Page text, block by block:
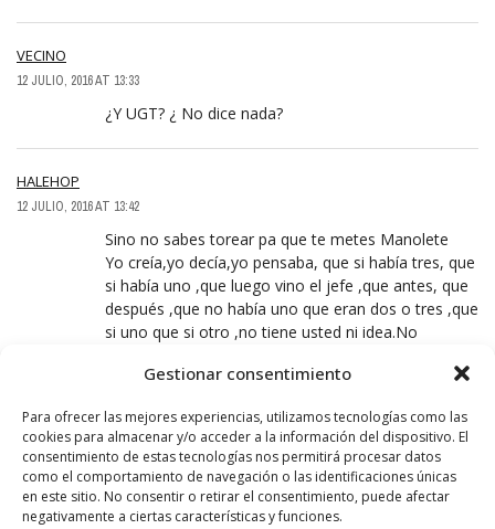
Gestionar consentimiento
Para ofrecer las mejores experiencias, utilizamos tecnologías como las
cookies para almacenar y/o acceder a la información del dispositivo. El
consentimiento de estas tecnologías nos permitirá procesar datos
como el comportamiento de navegación o las identificaciones únicas
en este sitio. No consentir o retirar el consentimiento, puede afectar
negativamente a ciertas características y funciones.
VECINO
12 JULIO, 2016 AT 13:33
¿Y UGT? ¿ No dice nada?
HALEHOP
12 JULIO, 2016 AT 13:42
Sino no sabes torear pa que te metes Manolete
Yo creía,yo decía,yo pensaba, que si había tres, que
si había uno ,que luego vino el jefe ,que antes, que
después ,que no había uno que eran dos o tres ,que
si uno que si otro ,no tiene usted ni idea.No
usted tranquila como el dia 26 a pata ancha.Si
juego.
SHOW GARANTIZADO
12 JULIO, 2016 AT 13:45